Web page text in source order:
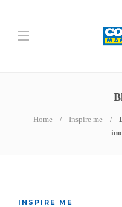
Home Inspire me
INSPIRE ME